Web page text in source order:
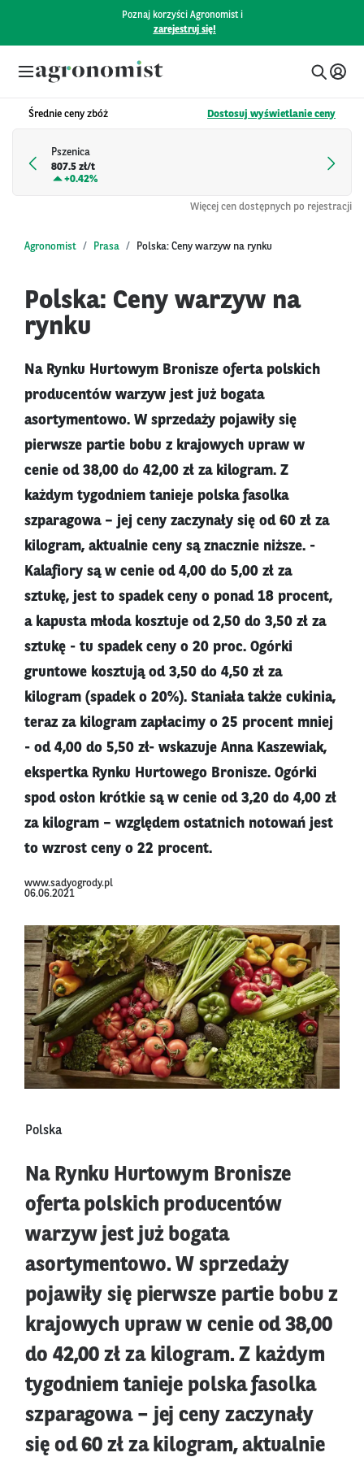
Poznaj korzyści Agronomist i
zarejestruj się!
Średnie ceny zbóż Dostosuj wyświetlanie ceny
Pszenica
807.5 zł/t
+0.42%
Więcej cen dostępnych po rejestracji
Agronomist Prasa Polska: Ceny warzyw na rynku
Polska: Ceny warzyw na
rynku
Na Rynku Hurtowym Bronisze oferta polskich
producentów warzyw jest już bogata
asortymentowo. W sprzedaży pojawiły się
pierwsze partie bobu z krajowych upraw w
cenie od 38,00 do 42,00 zł za kilogram. Z
każdym tygodniem tanieje polska fasolka
szparagowa – jej ceny zaczynały się od 60 zł za
kilogram, aktualnie ceny są znacznie niższe. -
Kalafiory są w cenie od 4,00 do 5,00 zł za
sztukę, jest to spadek ceny o ponad 18 procent,
a kapusta młoda kosztuje od 2,50 do 3,50 zł za
sztukę - tu spadek ceny o 20 proc. Ogórki
gruntowe kosztują od 3,50 do 4,50 zł za
kilogram (spadek o 20%). Staniała także cukinia,
teraz za kilogram zapłacimy o 25 procent mniej
- od 4,00 do 5,50 zł- wskazuje Anna Kaszewiak,
ekspertka Rynku Hurtowego Bronisze. Ogórki
spod osłon krótkie są w cenie od 3,20 do 4,00 zł
za kilogram – względem ostatnich notowań jest
to wzrost ceny o 22 procent.
www.sadyogrody.pl
06.06.2021
Polska
Na Rynku Hurtowym Bronisze
oferta polskich producentów
warzyw jest już bogata
asortymentowo. W sprzedaży
pojawiły się pierwsze partie bobu z
krajowych upraw w cenie od 38,00
do 42,00 zł za kilogram. Z każdym
tygodniem tanieje polska fasolka
szparagowa – jej ceny zaczynały
się od 60 zł za kilogram, aktualnie